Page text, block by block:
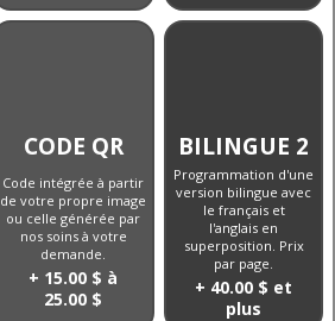
CODE QR
Code intégrée à partir
de votre propre image
ou celle générée par
nos soins à votre
demande.
+ 15.00 $ à
25.00 $
BILINGUE 2
Programmation d'une
version bilingue avec
le français et
l'anglais en
superposition. Prix
par page.
+ 40.00 $ et
plus